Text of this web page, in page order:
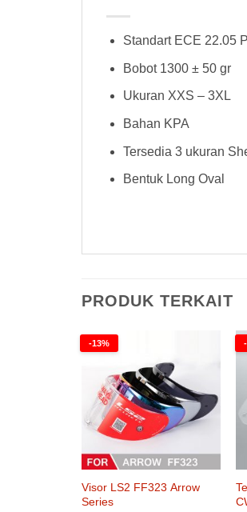
Standart ECE 22.05
Bobot 1300 ± 50 gr
Ukuran XXS – 3XL
Bahan KPA
Tersedia 3 ukuran
Bentuk Long Oval
PRODUK TERKAIT
-13%
Visor LS2 FF323 Arrow
Series